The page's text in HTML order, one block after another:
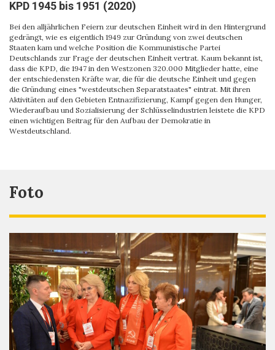
KPD 1945 bis 1951 (2020)
Bei den alljährlichen Feiern zur deutschen Einheit wird in den Hintergrund
gedrängt, wie es eigentlich 1949 zur Gründung von zwei deutschen
Staaten kam und welche Position die Kommunistische Partei
Deutschlands zur Frage der deutschen Einheit vertrat. Kaum bekannt ist,
dass die KPD, die 1947 in den Westzonen 320.000 Mitglieder hatte, eine
der entschiedensten Kräfte war, die für die deutsche Einheit und gegen
die Gründung eines "westdeutschen Separatstaates" eintrat. Mit ihren
Aktivitäten auf den Gebieten Entnazifizierung, Kampf gegen den Hunger,
Wiederaufbau und Sozialisierung der Schlüsselindustrien leistete die KPD
einen wichtigen Beitrag für den Aufbau der Demokratie in
Westdeutschland.
Foto